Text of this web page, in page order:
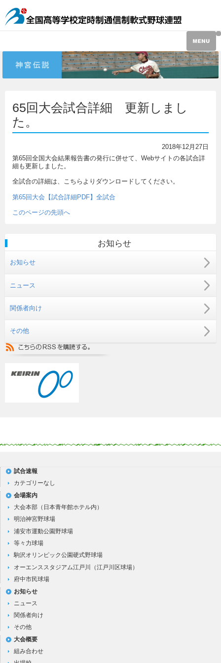
65回大会試合詳細 更新しまし
た。
2018年12月27日
第65回全国大会結果報告書の発行に併せて、Webサイトの各試合詳
細も更新しました。
全試合の詳細は、こちらよりダウンロードしてください。
第65回大会【試合詳細PDF】全試合
このページの先頭へ
お知らせ
お知らせ
ニュース
関係者向け
その他
試合速報
カテゴリーなし
会場案内
大会本部（日本青年館ホテル内）
明治神宮野球場
浦安市運動公園野球場
等々力球場
駒沢オリンピック公園硬式野球場
オーエンススタジアム江戸川（江戸川区球場）
府中市民球場
お知らせ
ニュース
関係者向け
その他
大会概要
組み合わせ